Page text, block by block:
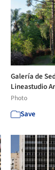
Galería de
Lineastudio
Photo
Save